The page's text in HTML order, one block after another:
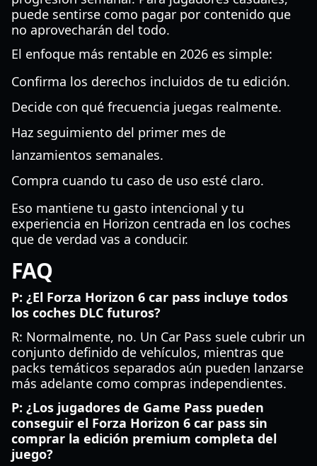
puede sentirse como pagar por contenido que
no aprovecharán del todo.
El enfoque más rentable en 2026 es simple:
Confirma los derechos incluidos de tu edición.
Decide con qué frecuencia juegas realmente.
Haz seguimiento del primer mes de
lanzamientos semanales.
Compra cuando tu caso de uso esté claro.
Eso mantiene tu gasto intencional y tu
experiencia en Horizon centrada en los coches
que de verdad vas a conducir.
FAQ
P: ¿El Forza Horizon 6 car pass incluye todos
los coches DLC futuros?
R: Normalmente, no. Un Car Pass suele cubrir un
conjunto definido de vehículos, mientras que
packs temáticos separados aún pueden lanzarse
más adelante como compras independientes.
P: ¿Los jugadores de Game Pass pueden
conseguir el Forza Horizon 6 car pass sin
comprar la edición premium completa del
juego?